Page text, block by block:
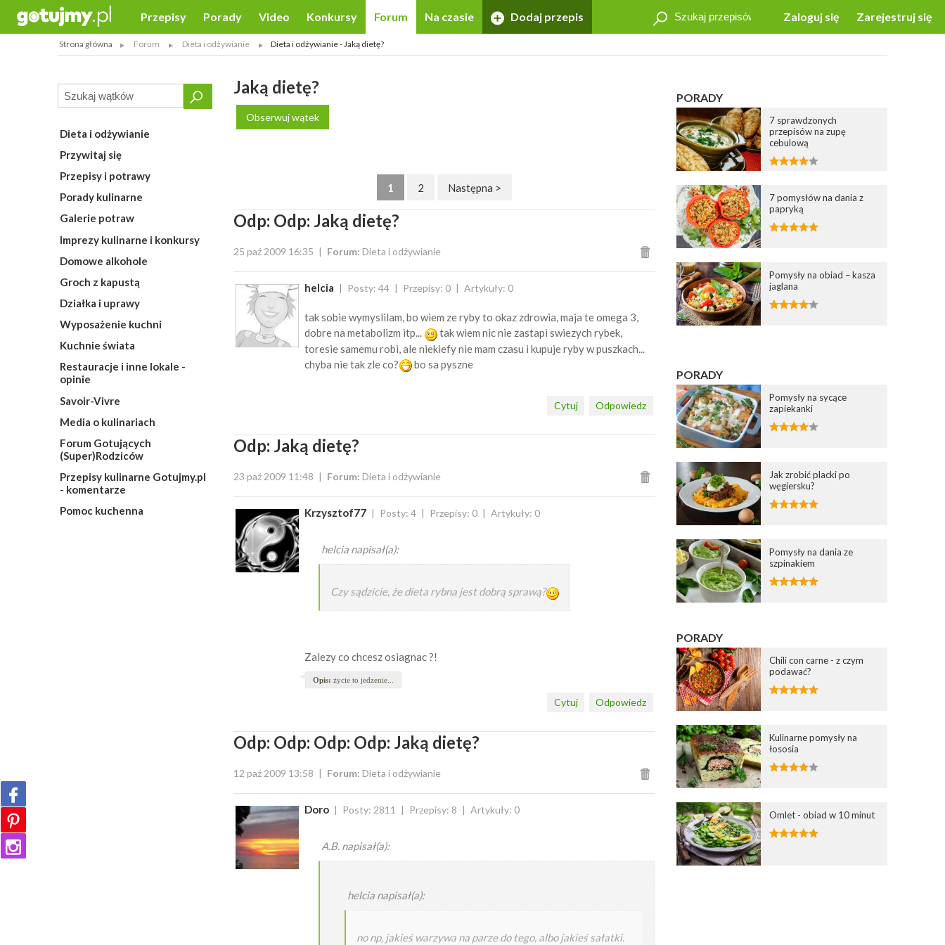
Zaloguj się Zarejestruj się
Przepisy Porady Video Konkursy Forum Na czasie Dodaj przepis
Strona główna Forum Dieta i odżywianie Dieta i odżywianie - Jaką dietę?
Dieta i odżywianie
Przywitaj się
Przepisy i potrawy
Porady kulinarne
Galerie potraw
Imprezy kulinarne i konkursy
Domowe alkohole
Groch z kapustą
Działka i uprawy
Wyposażenie kuchni
Kuchnie świata
Restauracje i inne lokale -
opinie
Savoir-Vivre
Media o kulinariach
Forum Gotujących
(Super)Rodziców
Przepisy kulinarne Gotujmy.pl
- komentarze
Pomoc kuchenna
Jaką dietę?
Obserwuj wątek
1 2 Następna >
Odp: Odp: Jaką dietę?
25 paź 2009 16:35 Forum: Dieta i odżywianie
helcia Posty: 44 Przepisy: 0 Artykuły: 0
tak sobie wymyslilam, bo wiem ze ryby to okaz zdrowia, maja te omega 3,
dobre na metabolizm itp...
tak wiem nic nie zastapi swiezych rybek,
toresie samemu robi, ale niekiefy nie mam czasu i kupuje ryby w puszkach...
chyba nie tak zle co?
bo sa pyszne
Odpowiedz
Cytuj
Odp: Jaką dietę?
23 paź 2009 11:48 Forum: Dieta i odżywianie
Krzysztof77 Posty: 4 Przepisy: 0 Artykuły: 0
helcia napisał(a):
Czy sądzicie, że dieta rybna jest dobrą sprawą?
Zalezy co chcesz osiagnac ?!
Opis: życie to jedzenie...
Odpowiedz
Cytuj
Odp: Odp: Odp: Odp: Jaką dietę?
12 paź 2009 13:58 Forum: Dieta i odżywianie
Doro Posty: 2811 Przepisy: 8 Artykuły: 0
A.B. napisał(a):
helcia napisał(a):
no np, jakieś warzywa na parze do tego, albo jakieś sałatki.
PORADY
7 sprawdzonych
przepisów na zupę
cebulową
7 pomysłów na dania z
papryką
Pomysły na obiad – kasza
jaglana
PORADY
Pomysły na sycące
zapiekanki
Jak zrobić placki po
węgiersku?
Pomysły na dania ze
szpinakiem
PORADY
Chili con carne - z czym
podawać?
Kulinarne pomysły na
łososia
Omlet - obiad w 10 minut